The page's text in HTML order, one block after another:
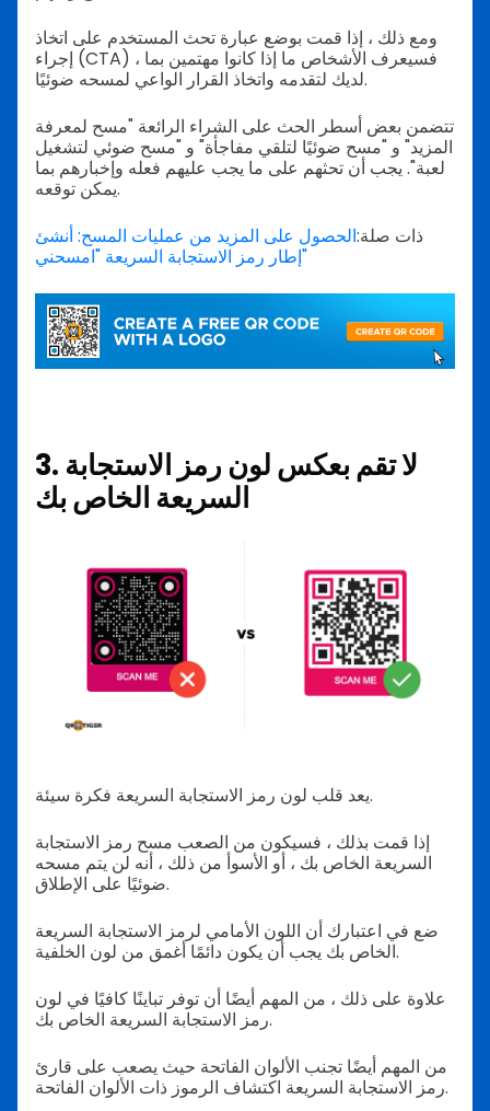
ومع ذلك ، إذا قمت بوضع عبارة تحث المستخدم على اتخاذ
إجراء (CTA) ، فسيعرف الأشخاص ما إذا كانوا مهتمين بما
لديك لتقدمه واتخاذ القرار الواعي لمسحه ضوئيًا.
تتضمن بعض أسطر الحث على الشراء الرائعة "مسح لمعرفة
المزيد" و "مسح ضوئيًا لتلقي مفاجأة" و "مسح ضوئي لتشغيل
لعبة". يجب أن تحثهم على ما يجب عليهم فعله وإخبارهم بما
يمكن توقعه.
ذات صلة:الحصول على المزيد من عمليات المسح: أنشئ
إطار رمز الاستجابة السريعة "امسحني"
3. لا تقم بعكس لون رمز الاستجابة
السريعة الخاص بك
يعد قلب لون رمز الاستجابة السريعة فكرة سيئة.
إذا قمت بذلك ، فسيكون من الصعب مسح رمز الاستجابة
السريعة الخاص بك ، أو الأسوأ من ذلك ، أنه لن يتم مسحه
ضوئيًا على الإطلاق.
ضع في اعتبارك أن اللون الأمامي لرمز الاستجابة السريعة
الخاص بك يجب أن يكون دائمًا أغمق من لون الخلفية.
علاوة على ذلك ، من المهم أيضًا أن توفر تباينًا كافيًا في لون
رمز الاستجابة السريعة الخاص بك.
من المهم أيضًا تجنب الألوان الفاتحة حيث يصعب على قارئ
رمز الاستجابة السريعة اكتشاف الرموز ذات الألوان الفاتحة.